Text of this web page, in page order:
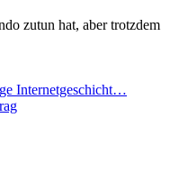
zutun hat, aber trotzdem
Internetgeschicht…